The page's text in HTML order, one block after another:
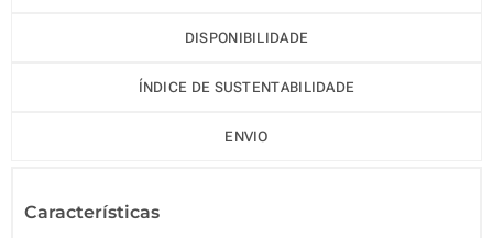
DISPONIBILIDADE
ÍNDICE DE SUSTENTABILIDADE
ENVIO
Características